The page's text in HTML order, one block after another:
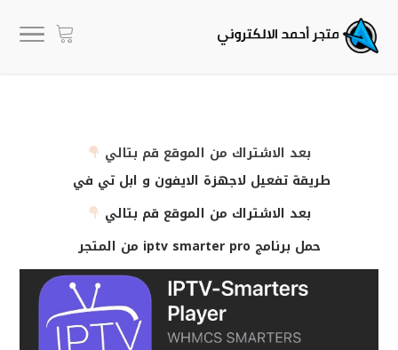
بعد الاشتراك من الموقع قم بتالي
طريقة تفعيل لاجهزة الايفون و ابل تي في
بعد الاشتراك من الموقع قم بتالي
حمل برنامج iptv smarter pro من المتجر